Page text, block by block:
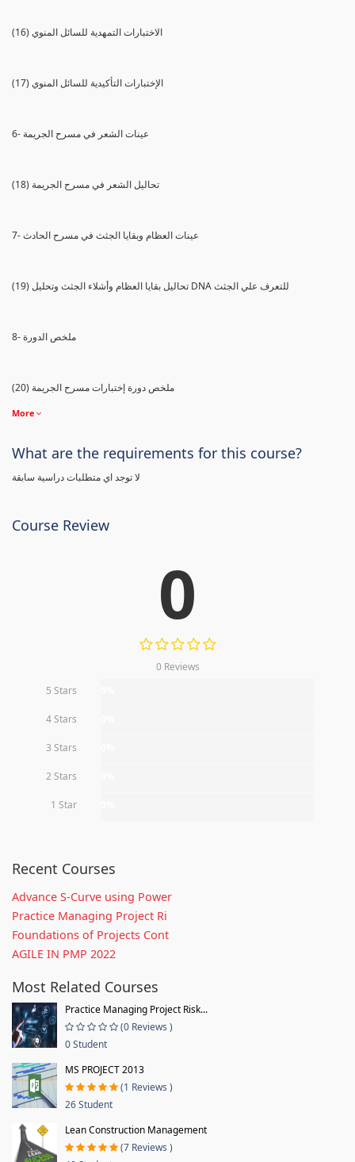
(16) الاختبارات التمهدية للسائل المنوي
(17) الإختبارات التأكيدية للسائل المنوي
6- عينات الشعر في مسرح الجريمة
(18) تحاليل الشعر في مسرح الجريمة
7- عينات العظام وبقايا الجثث في مسرح الحادث
(19) تحاليل بقايا العظام وأشلاء الجثث وتحليل DNA للتعرف علي الجثث
8- ملخص الدورة
(20) ملخص دورة إختبارات مسرح الجريمة
More
What are the requirements for this course?
لا توجد اي متطلبات دراسية سابقة
Course Review
0
0 Reviews
5 Stars
4 Stars
3 Stars
2 Stars
1 Star
Recent Courses
Advance S-Curve using Power
Practice Managing Project Ri
Foundations of Projects Cont
AGILE IN PMP 2022
Most Related Courses
Practice Managing Project Risk...
(0 Reviews )
0 Student
MS PROJECT 2013
(1 Reviews )
26 Student
Lean Construction Management
(7 Reviews )